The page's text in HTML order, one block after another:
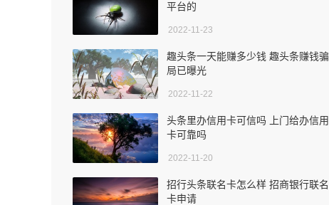
平台的
2022-11-23
趣头条一天能赚多少钱 趣头条赚钱骗
局已曝光
2022-11-22
头条里办信用卡可信吗 上门给办信用
卡可靠吗
2022-11-20
招行头条联名卡怎么样 招商银行联名
卡申请